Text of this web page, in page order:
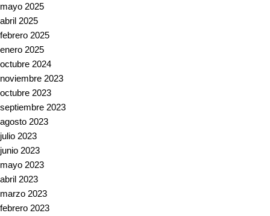
mayo 2025
abril 2025
febrero 2025
enero 2025
octubre 2024
noviembre 2023
octubre 2023
septiembre 2023
agosto 2023
julio 2023
junio 2023
mayo 2023
abril 2023
marzo 2023
febrero 2023